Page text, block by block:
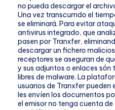
no pueda descargar el
Una vez transcurrido el
se eliminará. Para evitar
antivirus integrado, que
pasen por Tranxfer,
descargar un fichero
receptores se aseguran de
y sus adjuntos o enlaces
libres de malware. La
usuarios de Tranxfer pueden
les envíen los documentos
el emisor no tenga cuenta